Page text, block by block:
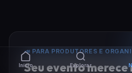
📣 PARA PRODUTORES E
Seu evento merece
Início Explorar